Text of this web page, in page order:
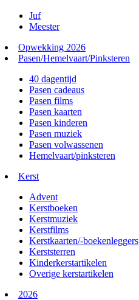
Juf
Meester
Opwekking 2026
Pasen/Hemelvaart/Pinksteren
40 dagentijd
Pasen cadeaus
Pasen films
Pasen kaarten
Pasen kinderen
Pasen muziek
Pasen volwassenen
Hemelvaart/pinksteren
Kerst
Advent
Kerstboeken
Kerstmuziek
Kerstfilms
Kerstkaarten/-boekenleggers
Kerststerren
Kinderkerstartikelen
Overige kerstartikelen
2026